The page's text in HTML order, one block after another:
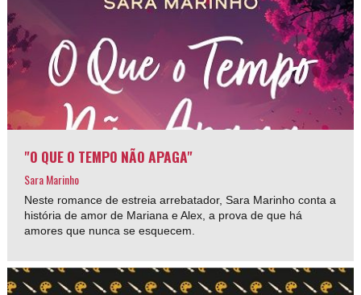
"O QUE O TEMPO NÃO APAGA"
Sara Marinho
Neste romance de estreia arrebatador, Sara Marinho conta a
história de amor de Mariana e Alex, a prova de que há
amores que nunca se esquecem.